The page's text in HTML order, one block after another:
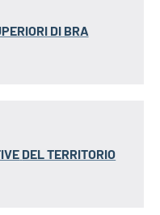
DI BRA
DEL TERRITORIO